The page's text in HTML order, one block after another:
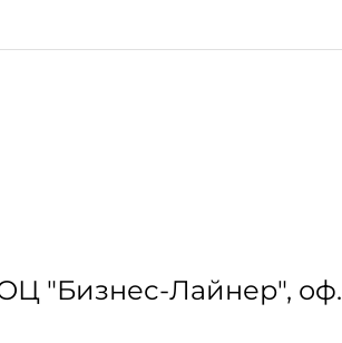
"Бизнес-Лайнер", оф.